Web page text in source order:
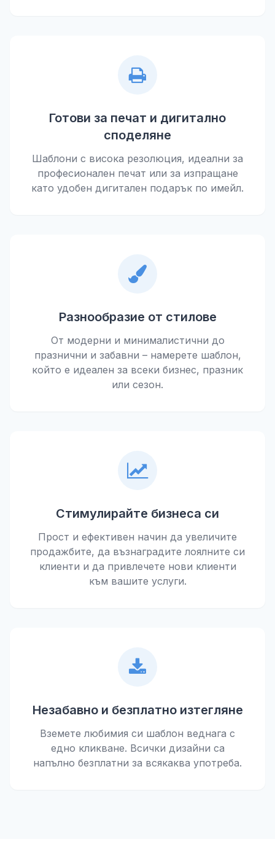
Готови за печат и дигитално
споделяне
Шаблони с висока резолюция, идеални за
професионален печат или за изпращане
като удобен дигитален подарък по имейл.
Разнообразие от стилове
От модерни и минималистични до
празнични и забавни – намерете шаблон,
който е идеален за всеки бизнес, празник
или сезон.
Стимулирайте бизнеса си
Прост и ефективен начин да увеличите
продажбите, да възнаградите лоялните си
клиенти и да привлечете нови клиенти
към вашите услуги.
Незабавно и безплатно изтегляне
Вземете любимия си шаблон веднага с
едно кликване. Всички дизайни са
напълно безплатни за всякаква употреба.